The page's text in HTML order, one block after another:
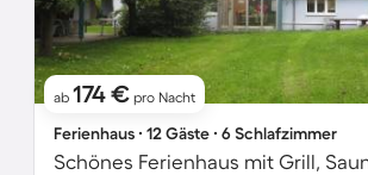
ab 174 € pro Nacht
Ferienhaus ∙ 12 Gäste ∙ 6 Schlafzimmer